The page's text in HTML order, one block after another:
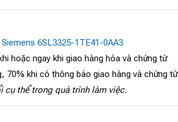
Siemens 6SL3325-1TE41-0AA3
hoặc ngay khi giao hàng hóa và chứng từ
70% khi có thông báo giao hàng và chứng từ
cụ thể trong quá trình làm việc.